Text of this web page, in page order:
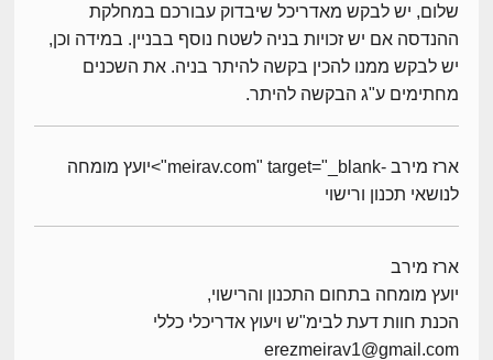
שלום, יש לבקש מאדריכל שיבדוק עבורכם במחלקת
ההנדסה אם יש זכויות בניה לשטח נוסף בבניין. במידה וכן,
יש לבקש ממנו להכין בקשה להיתר בניה. את השכנים
מחתימים ע"ג הבקשה להיתר.
ארז מירב -meirav.com" target="_blank">יועץ מומחה
לנושאי תכנון ורישוי
ארז מירב
יועץ מומחה בתחום התכנון והרישוי,
הכנת חוות דעת לבימ"ש ויעוץ אדריכלי כללי
erezmeirav1@gmail.com